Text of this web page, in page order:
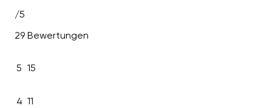
/5
29 Bewertungen
5 15
4 11